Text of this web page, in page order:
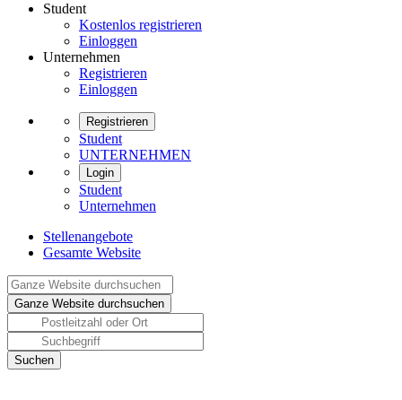
Student
Kostenlos registrieren
Einloggen
Unternehmen
Registrieren
Einloggen
Registrieren
Student
UNTERNEHMEN
Login
Student
Unternehmen
Stellenangebote
Gesamte Website